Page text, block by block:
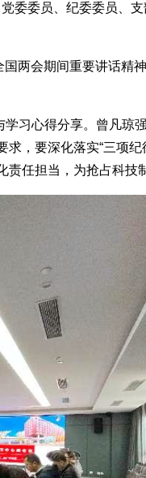
委委员、纪委委员、
两会期间重要讲话精
习心得分享。曾凡琼
，要深化落实“三项
任担当，为抢占科技